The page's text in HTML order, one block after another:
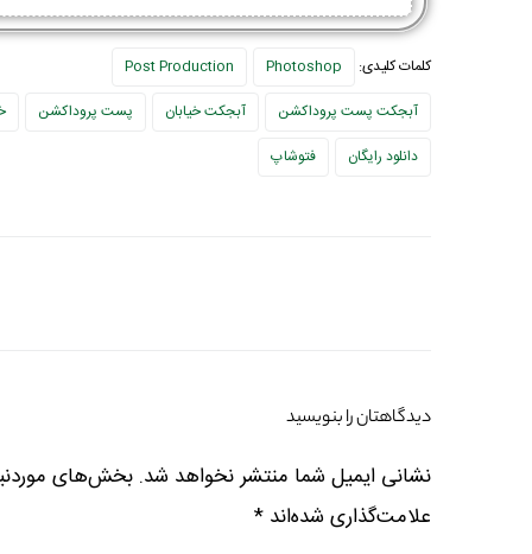
کلمات کلیدی: Photoshop
Post Production
آبجکت پست پروداکشن
آبجکت خیابان پست پروداکشن
دانلود رایگان
فتوشاپ
دیدگاهتان را بنویسید
نشانی ایمیل شما منتشر نخواهد شد. بخش‌های
علامت‌گذاری شده‌اند *